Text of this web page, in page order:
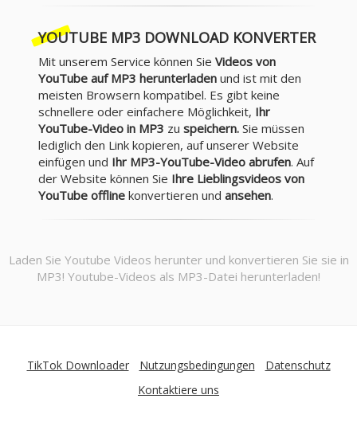
YOUTUBE MP3 DOWNLOAD KONVERTER
Mit unserem Service können Sie Videos von
YouTube auf MP3 herunterladenund ist mit den
meisten Browsern kompatibel. Es gibt keine
schnellere oder einfachere Möglichkeit, Ihr
YouTube-Video in MP3 zu speichern.Sie müssen
lediglich den Link kopieren, auf unserer Website
einfügen und Ihr MP3-YouTube-Video abrufen. Auf
der Website können Sie Ihre Lieblingsvideos von
YouTube offlinekonvertieren und ansehen.
Laden Sie Youtube Videos herunter und konvertieren Sie sie in
MP3! Youtube-Videos als MP3-Datei herunterladen!
TikTok Downloader Nutzungsbedingungen
Datenschutz
Kontaktiere uns